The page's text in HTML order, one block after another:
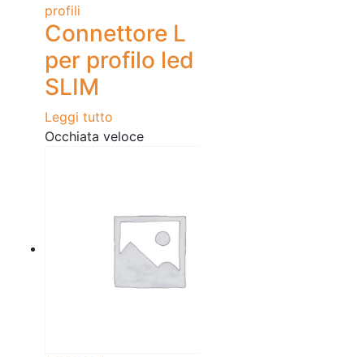
profili
Connettore L
per profilo led
SLIM
Leggi tutto
Occhiata veloce